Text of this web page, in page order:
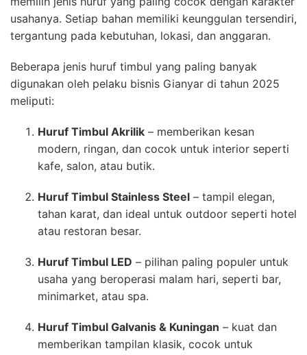
usahanya. Setiap bahan memiliki keunggulan tersendiri,
tergantung pada kebutuhan, lokasi, dan anggaran.
Beberapa jenis huruf timbul yang paling banyak
digunakan oleh pelaku bisnis Gianyar di tahun 2025
meliputi:
Huruf Timbul Akrilik – memberikan kesan
modern, ringan, dan cocok untuk interior seperti
kafe, salon, atau butik.
Huruf Timbul Stainless Steel – tampil elegan,
tahan karat, dan ideal untuk outdoor seperti hotel
atau restoran besar.
Huruf Timbul LED – pilihan paling populer untuk
usaha yang beroperasi malam hari, seperti bar,
minimarket, atau spa.
Huruf Timbul Galvanis & Kuningan – kuat dan
memberikan tampilan klasik, cocok untuk